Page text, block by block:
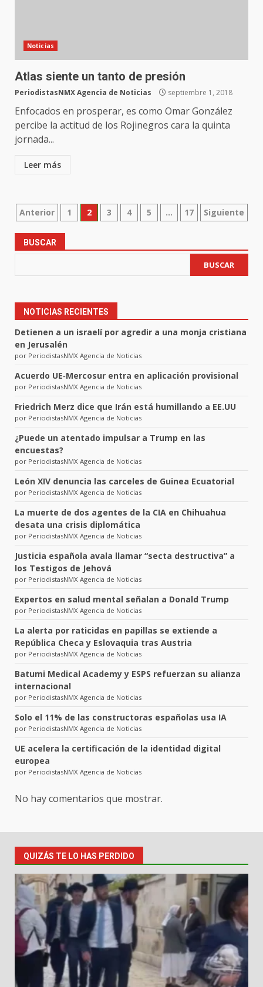
Noticias
Atlas siente un tanto de presión
PeriodistasNMX Agencia de Noticias septiembre 1, 2018
Enfocados en prosperar, es como Omar González
percibe la actitud de los Rojinegros cara la quinta
jornada...
Leer más
Paginación
de
entradas
Anterior 1 2 3 4 5 … 17 Siguiente
BUSCAR
BUSCAR
NOTICIAS RECIENTES
Detienen a un israelí por agredir a una monja cristiana
en Jerusalén
por PeriodistasNMX Agencia de Noticias
Acuerdo UE‑Mercosur entra en aplicación provisional
por PeriodistasNMX Agencia de Noticias
Friedrich Merz dice que Irán está humillando a EE.UU
por PeriodistasNMX Agencia de Noticias
¿Puede un atentado impulsar a Trump en las
encuestas?
por PeriodistasNMX Agencia de Noticias
León XIV denuncia las carceles de Guinea Ecuatorial
por PeriodistasNMX Agencia de Noticias
La muerte de dos agentes de la CIA en Chihuahua
desata una crisis diplomática
por PeriodistasNMX Agencia de Noticias
Justicia española avala llamar “secta destructiva” a
los Testigos de Jehová
por PeriodistasNMX Agencia de Noticias
Expertos en salud mental señalan a Donald Trump
por PeriodistasNMX Agencia de Noticias
La alerta por raticidas en papillas se extiende a
República Checa y Eslovaquia tras Austria
por PeriodistasNMX Agencia de Noticias
Batumi Medical Academy y ESPS refuerzan su alianza
internacional
por PeriodistasNMX Agencia de Noticias
Solo el 11% de las constructoras españolas usa IA
por PeriodistasNMX Agencia de Noticias
UE acelera la certificación de la identidad digital
europea
por PeriodistasNMX Agencia de Noticias
No hay comentarios que mostrar.
QUIZÁS TE LO HAS PERDIDO